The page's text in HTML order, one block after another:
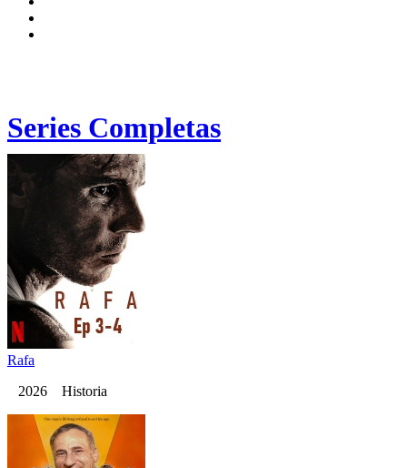
Series Completas
Rafa
2026 Historia